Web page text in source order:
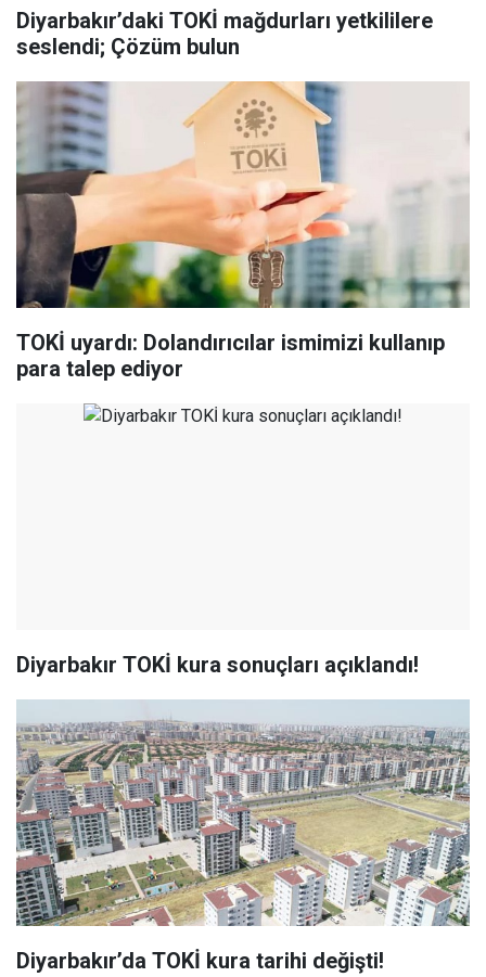
Diyarbakır’daki TOKİ mağdurları yetkililere
seslendi; Çözüm bulun
TOKİ uyardı: Dolandırıcılar ismimizi kullanıp
para talep ediyor
Diyarbakır TOKİ kura sonuçları açıklandı!
Diyarbakır’da TOKİ kura tarihi değişti!